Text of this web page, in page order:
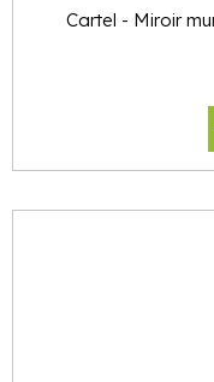
Cartel - Miroir